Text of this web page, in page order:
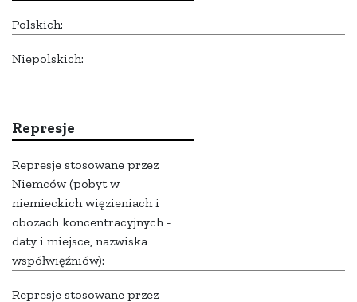
Polskich:
Niepolskich:
Represje
Represje stosowane przez
Niemców (pobyt w
niemieckich więzieniach i
obozach koncentracyjnych -
daty i miejsce, nazwiska
współwięźniów):
Represje stosowane przez